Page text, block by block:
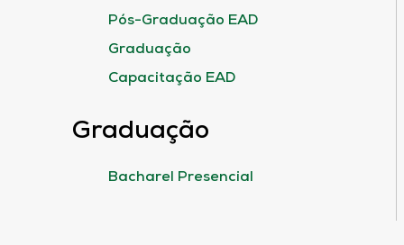
Pós-Graduação EAD
Graduação
Capacitação EAD
Graduação
Bacharel Presencial